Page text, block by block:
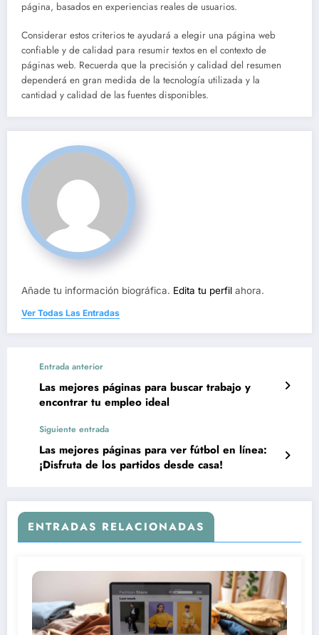
página, basados en experiencias reales de usuarios.
Considerar estos criterios te ayudará a elegir una página web
confiable y de calidad para resumir textos en el contexto de
páginas web. Recuerda que la precisión y calidad del resumen
dependerá en gran medida de la tecnología utilizada y la
cantidad y calidad de las fuentes disponibles.
Añade tu información biográfica. Edita tu perfil ahora.
Ver Todas Las Entradas
Entrada anterior
Las mejores páginas para buscar trabajo y
encontrar tu empleo ideal
Siguiente entrada
Las mejores páginas para ver fútbol en línea:
¡Disfruta de los partidos desde casa!
ENTRADAS RELACIONADAS